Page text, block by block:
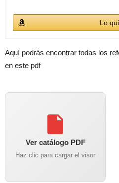
Lo
Aquí podrás encontrar todas los
en este pdf
Ver catálogo PDF
Haz clic para cargar el visor